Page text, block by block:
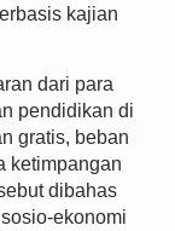
kajian
dari para
pendidikan di
gratis, beban
ketimpangan
dibahas
ekonomi